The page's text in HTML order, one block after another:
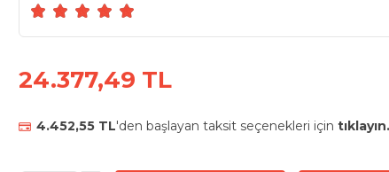
24.377,49 TL
4.452,55 TL'den başlayan taksit seçenekleri için tıklayın.